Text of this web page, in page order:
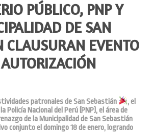
PÚBLICO, PNP Y
DE SAN
CLAUSURAN EVENTO
patronales de San Sebastián
, el
Policía Nacional del Perú (PNP), el área de
de la Municipalidad de San Sebastián
conjunto el domingo 18 de enero, logrando